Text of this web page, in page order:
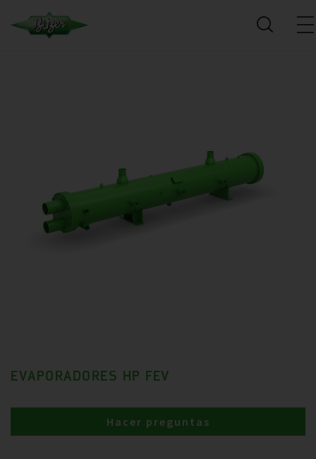
EVAPORADORES HP FEV
Hacer preguntas